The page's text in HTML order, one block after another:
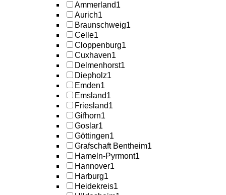
Ammerland1
Aurich1
Braunschweig1
Celle1
Cloppenburg1
Cuxhaven1
Delmenhorst1
Diepholz1
Emden1
Emsland1
Friesland1
Gifhorn1
Goslar1
Göttingen1
Grafschaft Bentheim1
Hameln-Pyrmont1
Hannover1
Harburg1
Heidekreis1